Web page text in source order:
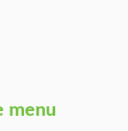
menu